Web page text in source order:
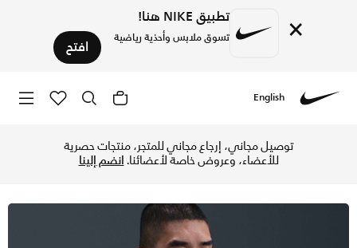
× تطبيق NIKE هنا!
تسوق ملابس وأحذية رياضية افتح
English
توصيل مجاني، إرجاع مجاني للمتجر، منتجات حصرية
للأعضاء، وعروض خاصة لأعضائنا.انضم إلينا